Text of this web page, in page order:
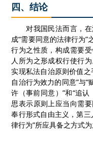
四、结论
对我国民法而言，在
成“需要同意的法律行为
行为之性质，构成需要
人所为之形成权行使行
实现私法自治原则价值
自治行为效力的同意”与
许（事前同意）”和“追
思表示原则上应当向需
奉行形式自由主义，第
律行为”所应具备之方式为